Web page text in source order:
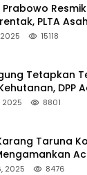
Prabowo
PLTA
15118
Tetapkan
DPP
Pajak RAPP
2025 8801
Taruna
Taruna
2025 8476